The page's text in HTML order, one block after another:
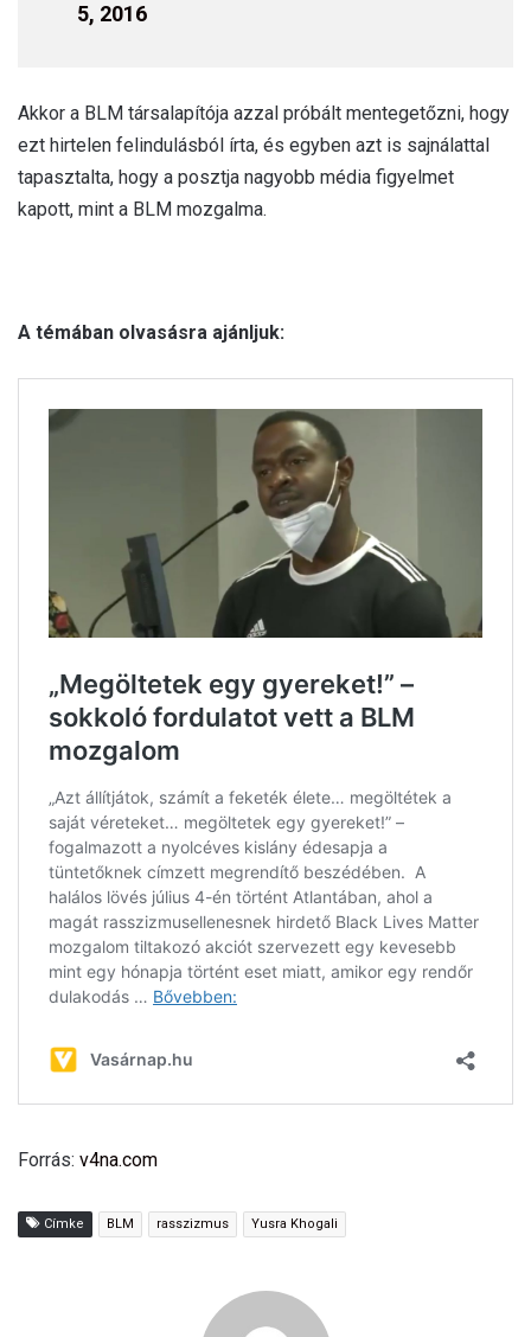
5, 2016
Akkor a BLM társalapítója azzal próbált mentegetőzni, hogy
ezt hirtelen felindulásból írta, és egyben azt is sajnálattal
tapasztalta, hogy a posztja nagyobb média figyelmet
kapott, mint a BLM mozgalma.
A témában olvasásra ajánljuk:
Forrás: v4na.com
Címke BLM rasszizmus Yusra Khogali